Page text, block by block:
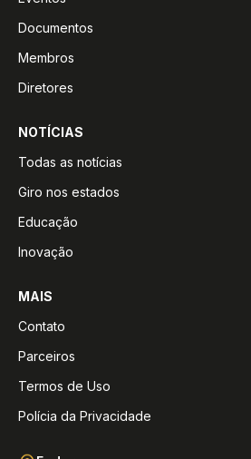
Documentos
Membros
Diretores
NOTÍCIAS
Todas as notícias
Giro nos estados
Educação
Inovação
MAIS
Contato
Parceiros
Termos de Uso
Polícia da Privacidade